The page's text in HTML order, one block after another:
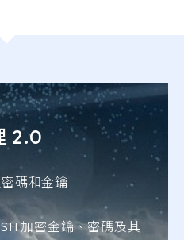
2.0
碼和金鑰
加密金鑰、密碼及其